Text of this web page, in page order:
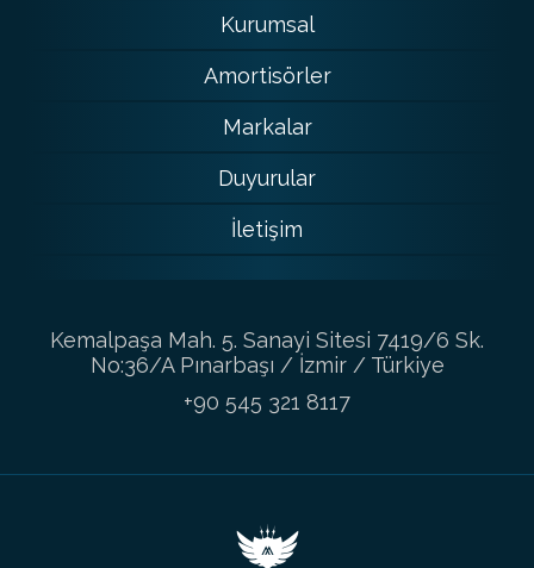
Kurumsal
Amortisörler
Markalar
Duyurular
İletişim
Kemalpaşa Mah. 5. Sanayi Sitesi 7419/6 Sk.
No:36/A Pınarbaşı / İzmir / Türkiye
+90 545 321 8117